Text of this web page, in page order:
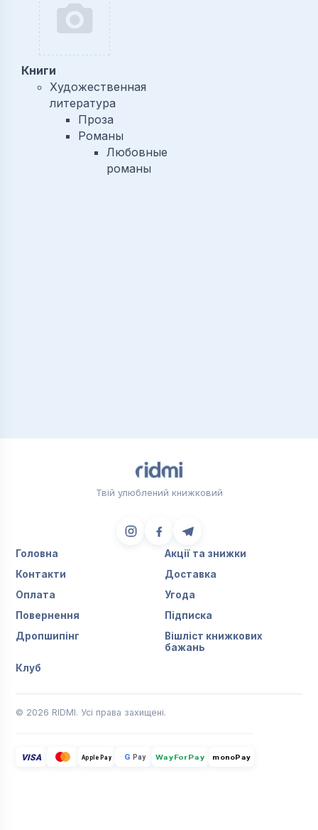
Книги
Художественная
литература
Проза
Романы
Любовные
романы
Твій улюблений книжковий
Головна
Акції та знижки
Контакти
Доставка
Оплата
Угода
Повернення
Підписка
Дропшипінг
Вішліст книжкових
бажань
Клуб
© 2026 RIDMI. Усі права захищені.
VISA Apple Pay G Pay WayForPay monoPay